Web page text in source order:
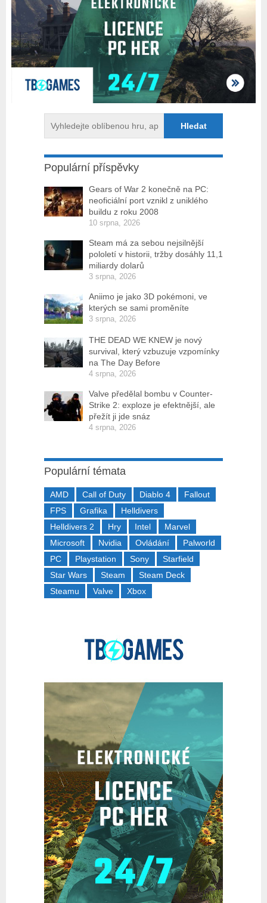
Populární příspěvky
Gears of War 2 konečně na PC:
neoficiální port vznikl z uniklého
buildu z roku 2008
10 srpna, 2026
Steam má za sebou nejsilnější
pololetí v historii, tržby dosáhly 11,1
miliardy dolarů
3 srpna, 2026
Aniimo je jako 3D pokémoni, ve
kterých se sami proměníte
3 srpna, 2026
THE DEAD WE KNEW je nový
survival, který vzbuzuje vzpomínky
na The Day Before
4 srpna, 2026
Valve předělal bombu v Counter-
Strike 2: exploze je efektnější, ale
přežít ji jde snáz
4 srpna, 2026
Populární témata
AMD Call of Duty Diablo 4
Fallout
FPS
Grafika
Helldivers
Helldivers 2
Hry Intel
Marvel
Microsoft
Nvidia Ovládání
Palworld
PC
Playstation Sony
Starfield
Star Wars
Steam
Steam Deck
Steamu
Valve Xbox